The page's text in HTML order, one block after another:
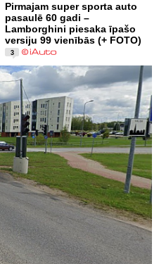
Pirmajam super sporta auto
pasaulē 60 gadi –
Lamborghini piesaka īpašo
versiju 99 vienībās (+ FOTO)
3